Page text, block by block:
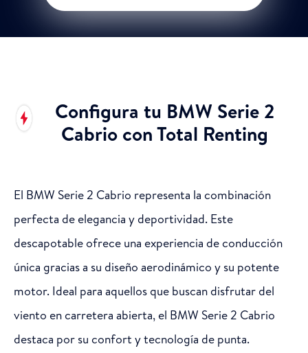
Configura tu BMW Serie 2
Cabrio con Total Renting
El BMW Serie 2 Cabrio representa la combinación
perfecta de elegancia y deportividad. Este
descapotable ofrece una experiencia de conducción
única gracias a su diseño aerodinámico y su potente
motor. Ideal para aquellos que buscan disfrutar del
viento en carretera abierta, el BMW Serie 2 Cabrio
destaca por su confort y tecnología de punta.